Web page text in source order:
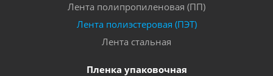
Лента полипропиленовая (ПП)
Лента полиэстеровая (ПЭТ)
Лента стальная
Пленка упаковочная